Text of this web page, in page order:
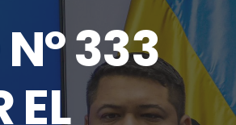
333
EL